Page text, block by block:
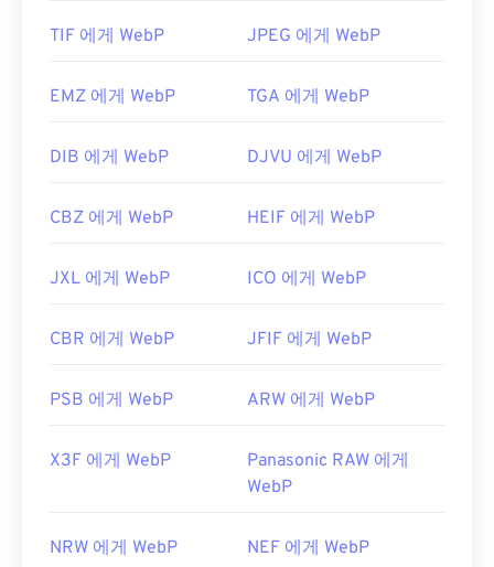
TIF 에게 WebP JPEG 에게 WebP
EMZ 에게 WebP TGA 에게 WebP
DIB 에게 WebP DJVU 에게 WebP
CBZ 에게 WebP HEIF 에게 WebP
JXL 에게 WebP ICO 에게 WebP
CBR 에게 WebP JFIF 에게 WebP
PSB 에게 WebP ARW 에게 WebP
X3F 에게 WebP
Panasonic RAW 에게
WebP
NRW 에게 WebP NEF 에게 WebP